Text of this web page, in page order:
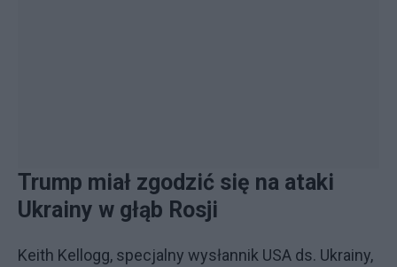
Trump miał zgodzić się na ataki
Ukrainy w głąb Rosji
Keith Kellogg, specjalny wysłannik USA ds. Ukrainy,